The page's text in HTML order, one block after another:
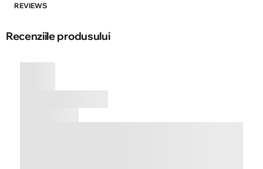
REVIEWS
Recenziile produsului